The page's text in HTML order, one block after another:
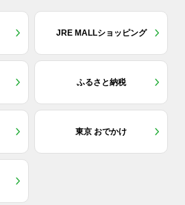
JRE MALLショッピング
ふるさと納税
東京 おでかけ